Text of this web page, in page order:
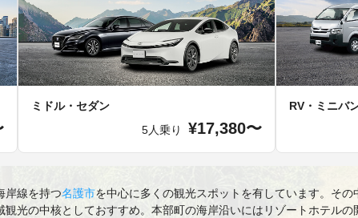
ミドル・セダン
5人乗り
¥17,380〜
RV・ミニバ
岸線を持つ名護市を中心に多くの観光スポットを有しています。その
観光の中核としておすすめ。本部町の海岸沿いにはリゾートホテル